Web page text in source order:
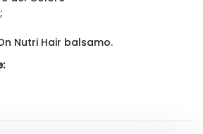
Nutri Hair balsamo.